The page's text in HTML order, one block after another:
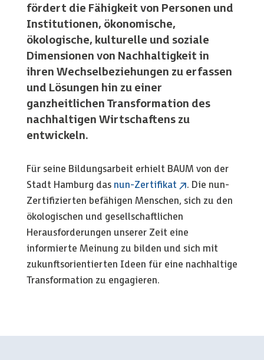
fördert die Fähigkeit von Personen und
Institutionen, ökonomische,
ökologische, kulturelle und soziale
Dimensionen von Nachhaltigkeit in
ihren Wechselbeziehungen zu erfassen
und Lösungen hin zu einer
ganzheitlichen Transformation des
nachhaltigen Wirtschaftens zu
entwickeln.
Für seine Bildungsarbeit erhielt BAUM von der
Stadt Hamburg das nun-Zertifikat
. Die nun-
Zertifizierten befähigen Menschen, sich zu den
ökologischen und gesellschaftlichen
Herausforderungen unserer Zeit eine
informierte Meinung zu bilden und sich mit
zukunftsorientierten Ideen für eine nachhaltige
Transformation zu engagieren.